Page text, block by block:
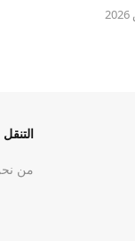
التنقل
من